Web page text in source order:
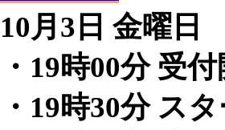
10月3日 金曜日
・19時00分 受
・19時30分 スタ